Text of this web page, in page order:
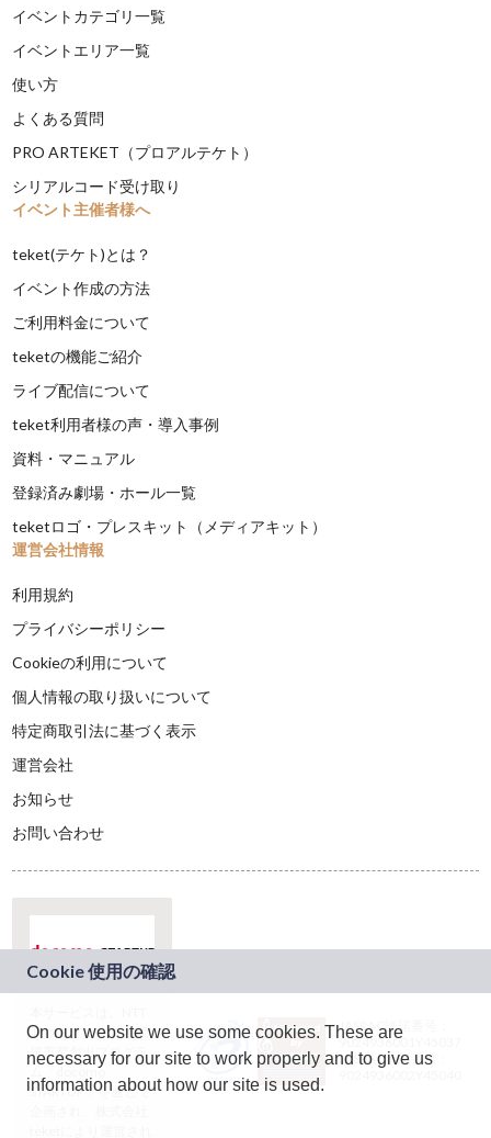
イベントカテゴリ一覧
イベントエリア一覧
使い方
よくある質問
PRO ARTEKET（プロアルテケト）
シリアルコード受け取り
イベント主催者様へ
teket(テケト)とは？
イベント作成の方法
ご利用料金について
teketの機能ご紹介
ライブ配信について
teket利用者様の声・導入事例
資料・マニュアル
登録済み劇場・ホール一覧
teketロゴ・プレスキット（メディアキット）
運営会社情報
利用規約
プライバシーポリシー
Cookieの利用について
個人情報の取り扱いについて
特定商取引法に基づく表示
運営会社
お知らせ
お問い合わせ
ドコモグループの新
規事業創出プログラ
ム「docomo
STARTUP」を通じて
JASRAC許諾番号：
9024936001Y45037
JASRAC許諾番号：
On our website we use some cookies. These are
necessary for our site to work properly and to give us
information about how our site is used.